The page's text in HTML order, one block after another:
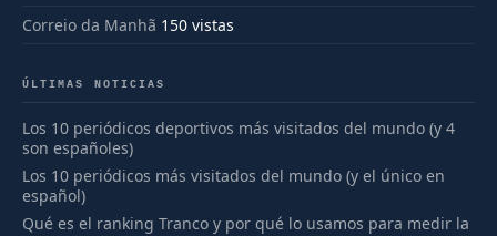
Correio da Manhã 150 vistas
ÚLTIMAS NOTICIAS
Los 10 periódicos deportivos más visitados del mundo (y 4
son españoles)
Los 10 periódicos más visitados del mundo (y el único en
español)
Qué es el ranking Tranco y por qué lo usamos para medir la